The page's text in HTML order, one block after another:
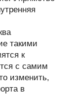
такими
к
с самим
изменить,
в